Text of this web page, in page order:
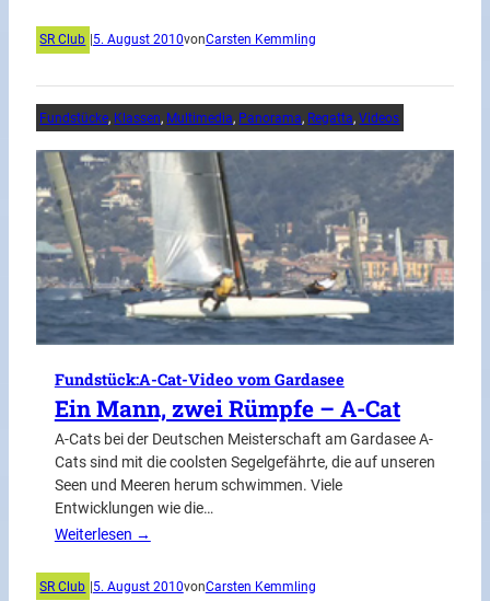
SR Club 5. August 2010vonCarsten Kemmling
Fundstücke, Klassen, Multimedia, Panorama, Regatta, Videos
Fundstück:A-Cat-Video vom Gardasee
Ein Mann, zwei Rümpfe – A-Cat
A-Cats bei der Deutschen Meisterschaft am Gardasee A-
Cats sind mit die coolsten Segelgefährte, die auf unseren
Seen und Meeren herum schwimmen. Viele
Entwicklungen wie die…
Weiterlesen →
SR Club |5. August 2010vonCarsten Kemmling